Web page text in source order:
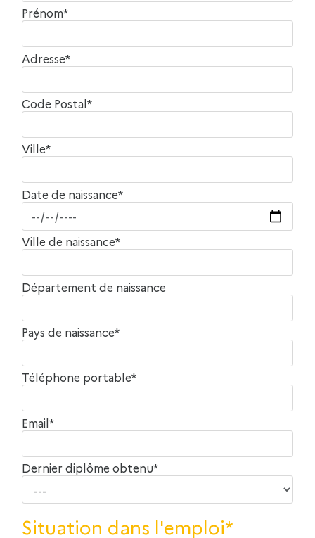
Prénom*
Adresse*
Code Postal*
Ville*
Date de naissance*
Ville de naissance*
Département de naissance
Pays de naissance*
Téléphone portable*
Email*
Dernier diplôme obtenu*
Situation dans l'emploi*